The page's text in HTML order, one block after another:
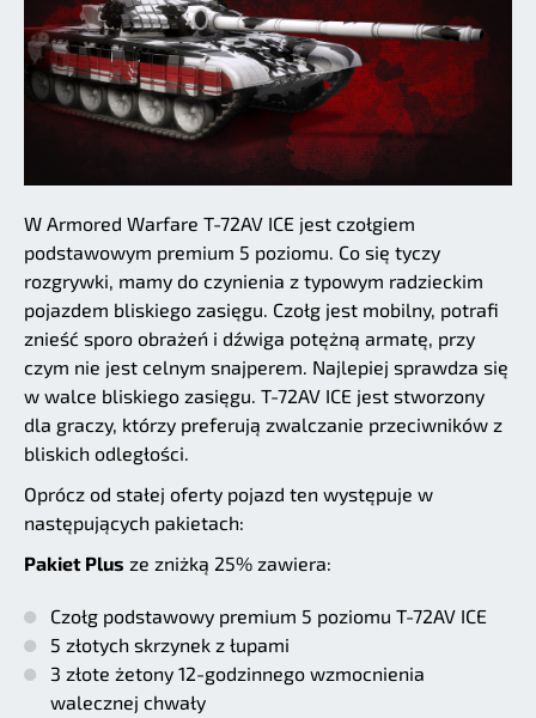
W Armored Warfare T-72AV ICE jest czołgiem
podstawowym premium 5 poziomu. Co się tyczy
rozgrywki, mamy do czynienia z typowym radzieckim
pojazdem bliskiego zasięgu. Czołg jest mobilny, potrafi
znieść sporo obrażeń i dźwiga potężną armatę, przy
czym nie jest celnym snajperem. Najlepiej sprawdza się
w walce bliskiego zasięgu. T-72AV ICE jest stworzony
dla graczy, którzy preferują zwalczanie przeciwników z
bliskich odległości.
Oprócz od stałej oferty pojazd ten występuje w
następujących pakietach:
Pakiet Plus ze zniżką 25% zawiera:
Czołg podstawowy premium 5 poziomu T-72AV ICE
5 złotych skrzynek z łupami
3 złote żetony 12-godzinnego wzmocnienia
walecznej chwały